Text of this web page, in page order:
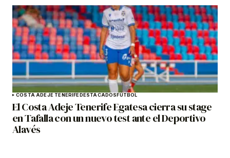
COSTA ADEJE TENERIFEDESTACADOSFÚTBOL
El Costa Adeje Tenerife Egatesa cierra su stage
en Tafalla con un nuevo test ante el Deportivo
Alavés